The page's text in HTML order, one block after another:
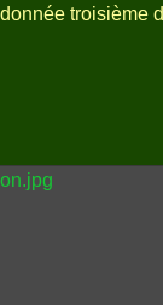
troisième